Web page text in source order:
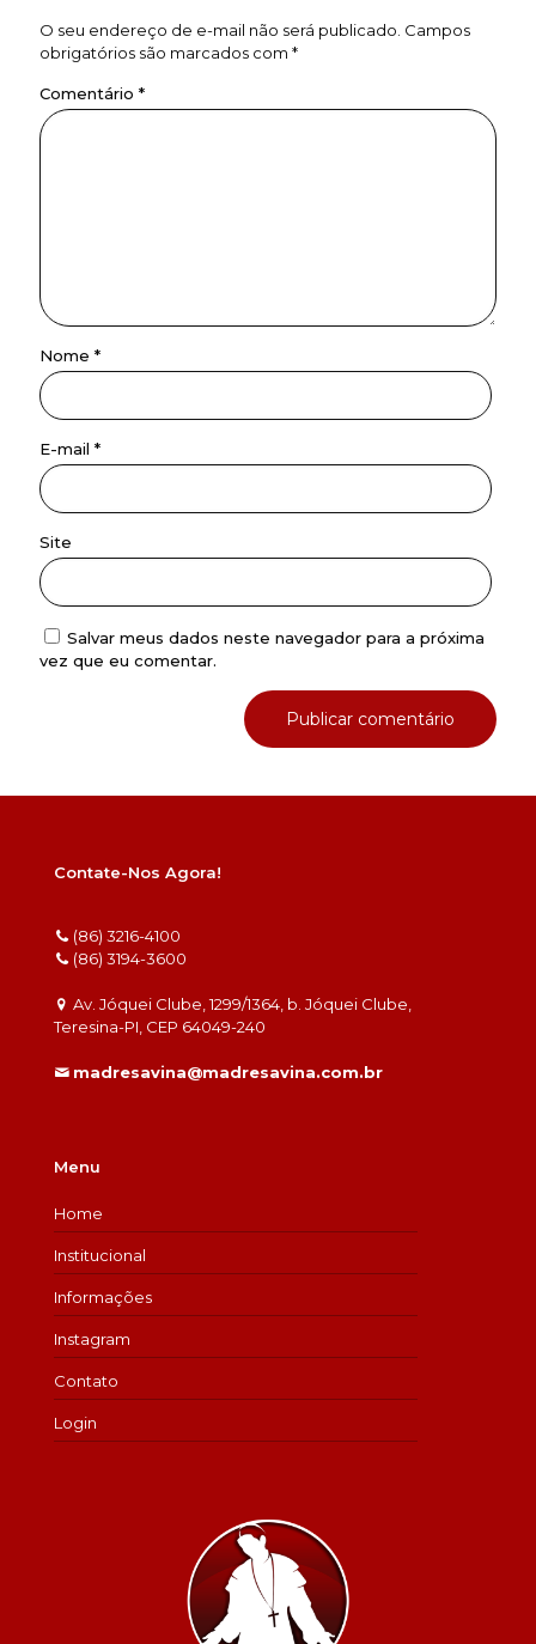
O seu endereço de e-mail não será publicado. Campos
obrigatórios são marcados com *
Comentário *
Nome *
E-mail *
Site
Salvar meus dados neste navegador para a próxima
vez que eu comentar.
Contate-Nos Agora!
(86) 3216-4100
(86) 3194-3600
Av. Jóquei Clube, 1299/1364, b. Jóquei Clube,
Teresina-PI, CEP 64049-240
madresavina@madresavina.com.br
Menu
Home
Institucional
Informações
Instagram
Contato
Login